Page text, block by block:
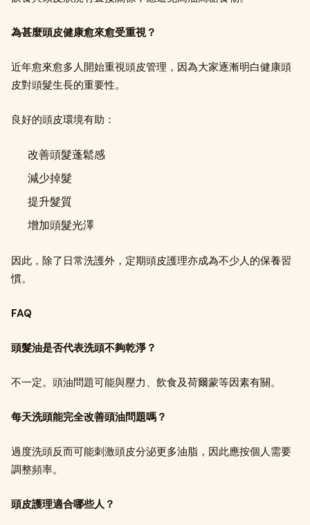
為甚麼頭皮健康愈來愈受重視？
近年愈來愈多人開始重視頭皮管理，因為大家逐漸明白健康頭
皮對頭髮生長的重要性。
良好的頭皮環境有助：
改善頭髮蓬鬆感
減少掉髮
提升髮質
增加頭髮光澤
因此，除了日常洗護外，定期頭皮護理亦成為不少人的保養習
慣。
FAQ
頭髮油是否代表洗頭不夠乾淨？
不一定。頭油問題可能與壓力、飲食及荷爾蒙等因素有關。
每天洗頭能完全改善頭油問題嗎？
過度洗頭反而可能刺激頭皮分泌更多油脂，因此應按個人需要
調整頻率。
頭皮護理適合哪些人？